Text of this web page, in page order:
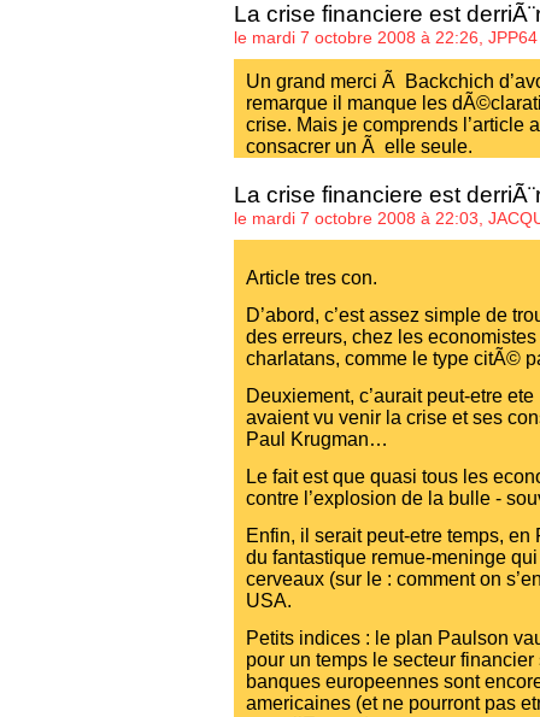
La crise financiere est
le mardi 7 octobre 2008 à 22:26, JPP64
Un grand merci Ã Backchich
remarque il manque les
crise. Mais je comprends l’article
consacrer un Ã elle seule.
La crise financiere est
le mardi 7 octobre 2008 à 22:03,
Article tres con.
D’abord, c’est assez simple de
des erreurs, chez les
charlatans, comme le type citÃ©
Deuxiement, c’aurait peut-etre
avaient vu venir la crise et ses
Paul Krugman…
Le fait est que quasi tous les
contre l’explosion de la bulle -
Enfin, il serait peut-etre temps,
du fantastique remue-meninge
cerveaux (sur le : comment on
USA.
Petits indices : le plan Paulson
pour un temps le secteur financier
banques europeennes sont
americaines (et ne pourront pas